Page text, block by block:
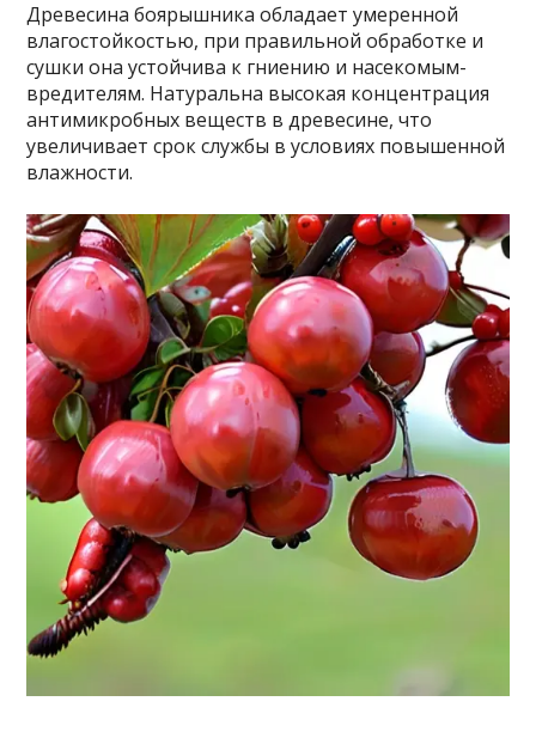
Древесина боярышника обладает умеренной
влагостойкостью, при правильной обработке и
сушки она устойчива к гниению и насекомым-
вредителям. Натуральна высокая концентрация
антимикробных веществ в древесине, что
увеличивает срок службы в условиях повышенной
влажности.